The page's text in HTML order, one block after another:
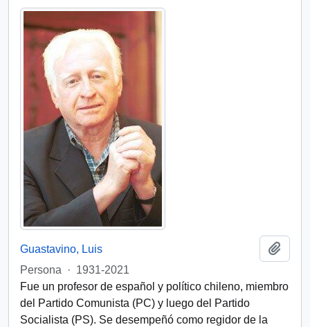
Guastavino, Luis
Persona
· 1931-2021
Fue un profesor de español y político chileno, miembro
del Partido Comunista (PC) y luego del Partido
Socialista (PS). Se desempeñó como regidor de la